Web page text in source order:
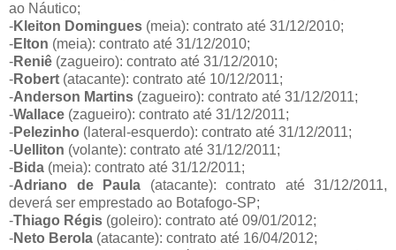
ao Náutico;
-Kleiton Domingues (meia): contrato até 31/12/2010;
-Elton (meia): contrato até 31/12/2010;
-Reniê (zagueiro): contrato até 31/12/2010;
-Robert (atacante): contrato até 10/12/2011;
-Anderson Martins (zagueiro): contrato até 31/12/2011;
-Wallace (zagueiro): contrato até 31/12/2011;
-Pelezinho (lateral-esquerdo): contrato até 31/12/2011;
-Uelliton (volante): contrato até 31/12/2011;
-Bida (meia): contrato até 31/12/2011;
-Adriano de Paula (atacante): contrato até 31/12/2011,
deverá ser emprestado ao Botafogo-SP;
-Thiago Régis (goleiro): contrato até 09/01/2012;
-Neto Berola (atacante): contrato até 16/04/2012;